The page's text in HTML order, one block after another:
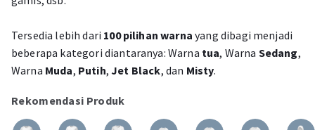
Tersedia lebih dari 100 pilihan warna yang dibagi menjadi
beberapa kategori diantaranya: Warna tua, Warna Sedang,
Warna Muda, Putih,Jet Black, dan Misty.
Rekomendasi Produk